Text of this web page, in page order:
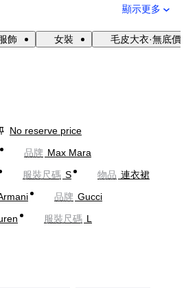
顯示更多
飾 女裝 毛皮大衣·無底價
No reserve price
品牌 Max Mara
服裝尺碼 S 物品 連衣裙
品牌 Gucci
服裝尺碼 L